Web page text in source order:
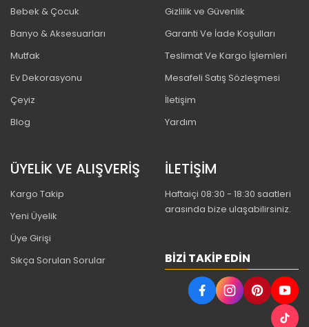
Bebek & Çocuk
Banyo & Aksesuarları
Mutfak
Ev Dekorasyonu
Çeyiz
Blog
Gizlilik ve Güvenlik
Garanti Ve İade Koşulları
Teslimat Ve Kargo İşlemleri
Mesafeli Satış Sözleşmesi
İletişim
Yardım
ÜYELİK VE ALIŞVERİŞ
Kargo Takip
Yeni Üyelik
Üye Girişi
Sıkça Sorulan Sorular
İLETİŞİM
Haftaiçi 08:30 - 18:30 saatleri
arasında bize ulaşabilirsiniz.
BIZI TAKIP EDIN